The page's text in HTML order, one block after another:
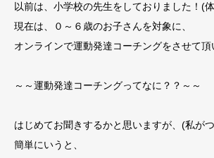
以前は、小学校の先生をしておりました！(
現在は、０～６歳のお子さんを対象に、
オンラインで運動発達コーチングをさせて頂
～～運動発達コーチングってなに？？～～
はじめてお聞きするかと思いますが、(私が
簡単にいうと、